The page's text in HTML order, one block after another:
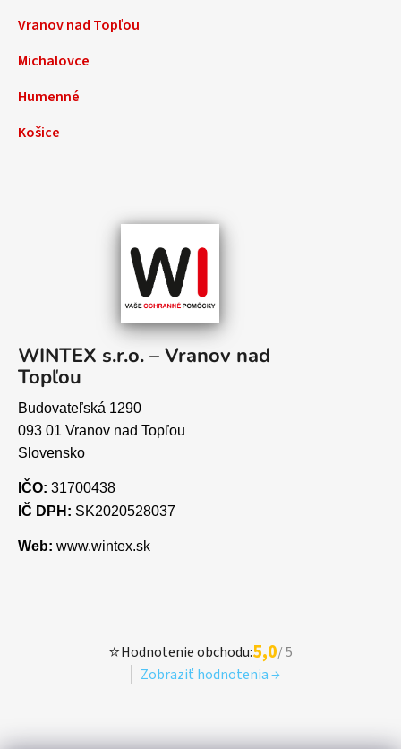
Vranov nad Topľou
Michalovce
Humenné
Košice
WINTEX s.r.o. – Vranov nad
Topľou
Budovateľská 1290
093 01 Vranov nad Topľou
Slovensko
IČO: 31700438
IČ DPH: SK2020528037
Web: www.wintex.sk
⭐Hodnotenie obchodu:5,0/ 5
Zobraziť hodnotenia →